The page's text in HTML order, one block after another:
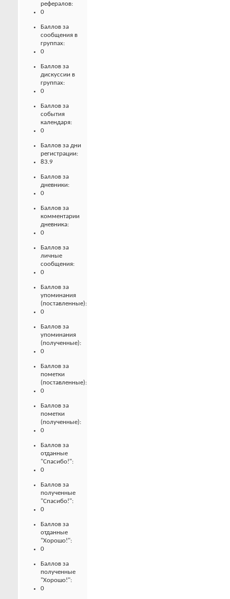
рефералов:
0
Баллов за
сообщения в
группах:
0
Баллов за
дискуссии в
группах:
0
Баллов за
события
календаря:
0
Баллов за дни
регистрации:
83.9
Баллов за
дневники:
0
Баллов за
комментарии
дневника:
0
Баллов за
личные
сообщения:
0
Баллов за
упоминания
(поставленные):
0
Баллов за
упоминания
(полученные):
0
Баллов за
пометки
(поставленные):
0
Баллов за
пометки
(полученные):
0
Баллов за
отданные
"Спасибо!":
0
Баллов за
полученные
"Спасибо!":
0
Баллов за
отданные
"Хорошо!":
0
Баллов за
полученные
"Хорошо!":
0